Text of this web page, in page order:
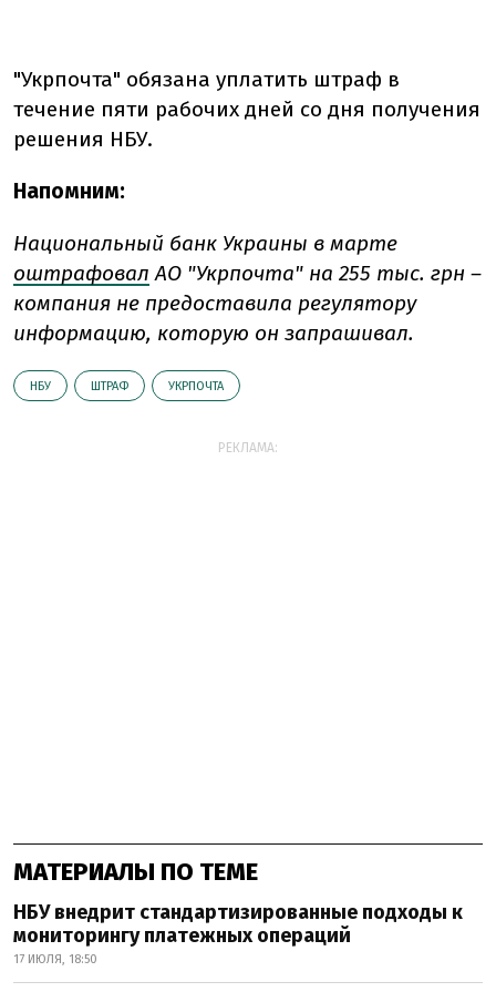
"Укрпочта" обязана уплатить штраф в
течение пяти рабочих дней со дня получения
решения НБУ.
Напомним:
Национальный банк Украины в марте
оштрафовал АО "Укрпочта" на 255 тыс. грн –
компания не предоставила регулятору
информацию, которую он запрашивал.
НБУ ШТРАФ УКРПОЧТА
РЕКЛАМА:
МАТЕРИАЛЫ ПО ТЕМЕ
НБУ внедрит стандартизированные подходы к
мониторингу платежных операций
17 ИЮЛЯ, 18:50